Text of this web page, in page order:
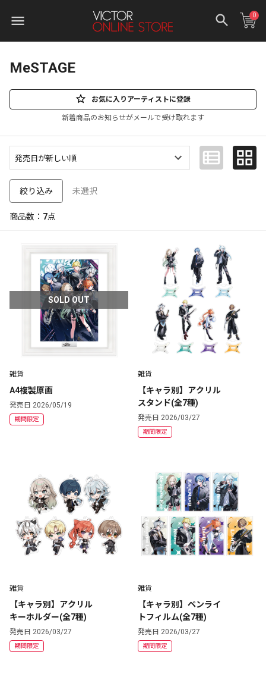
0
MeSTAGE
お気に入りアーティストに登録
新着商品のお知らせがメールで受け取れます
絞り込み 未選択
商品数： 7点
SOLD OUT
雑貨
A4複製原画
発売日 2026/05/19
期間限定
雑貨
【キャラ別】アクリル
スタンド(全7種)
発売日 2026/03/27
期間限定
雑貨
【キャラ別】アクリル
キーホルダー(全7種)
発売日 2026/03/27
期間限定
雑貨
【キャラ別】ペンライ
トフィルム(全7種)
発売日 2026/03/27
期間限定